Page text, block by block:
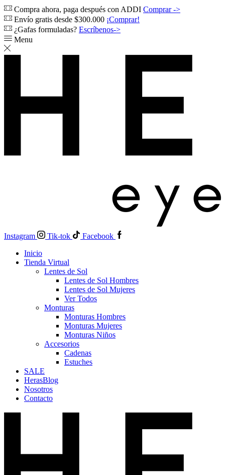
Compra ahora, paga después con ADDI Comprar ->
Envío gratis desde $300.000 ¡Comprar!
¿Gafas formuladas? Escríbenos->
Menu
Instagram Tik-tok
Facebook
Inicio
Tienda Virtual
Lentes de Sol
Lentes de Sol Hombres
Lentes de Sol Mujeres
Ver Todos
Monturas
Monturas Hombres
Monturas Mujeres
Monturas Niños
Accesorios
Cadenas
Estuches
SALE
HerasBlog
Nosotros
Contacto